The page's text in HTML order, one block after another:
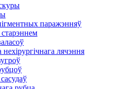
паражэнняў
лячэння